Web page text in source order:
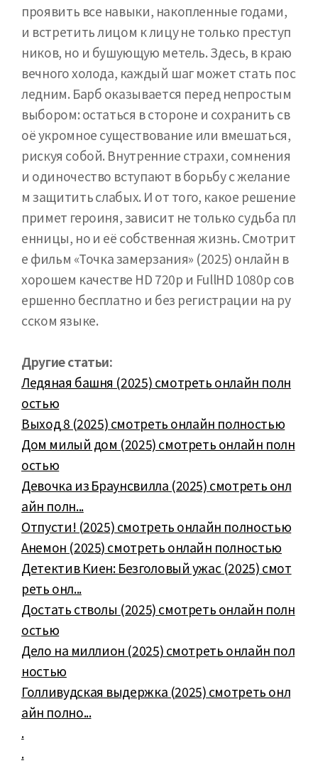
проявить все навыки, накопленные годами,
и встретить лицом к лицу не только преступ
ников, но и бушующую метель. Здесь, в краю
вечного холода, каждый шаг может стать пос
ледним. Барб оказывается перед непростым
выбором: остаться в стороне и сохранить св
оё укромное существование или вмешаться,
рискуя собой. Внутренние страхи, сомнения
и одиночество вступают в борьбу с желание
м защитить слабых. И от того, какое решение
примет героиня, зависит не только судьба пл
енницы, но и её собственная жизнь. Смотрит
е фильм «Точка замерзания» (2025) онлайн в
хорошем качестве HD 720p и FullHD 1080p сов
ершенно бесплатно и без регистрации на ру
сском языке.
Другие статьи:
Ледяная башня (2025) смотреть онлайн полн
остью
Выход 8 (2025) смотреть онлайн полностью
Дом милый дом (2025) смотреть онлайн полн
остью
Девочка из Браунсвилла (2025) смотреть онл
айн полн...
Отпусти! (2025) смотреть онлайн полностью
Анемон (2025) смотреть онлайн полностью
Детектив Киен: Безголовый ужас (2025) смот
реть онл...
Достать стволы (2025) смотреть онлайн полн
остью
Дело на миллион (2025) смотреть онлайн пол
ностью
Голливудская выдержка (2025) смотреть онл
айн полно...
.
.